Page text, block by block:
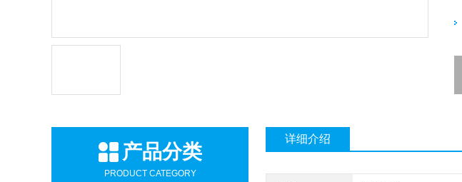
产品分类
PRODUCT CATEGORY
详细介绍